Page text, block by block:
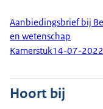
Aanbiedingsbrief bij
en wetenschap
Kamerstuk14-07-2022
Hoort bij